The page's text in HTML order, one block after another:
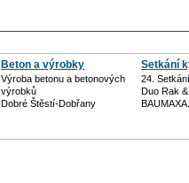
Beton a výrobky
Výroba betonu a betonových
výrobků
Dobré Štěstí-Dobřany
Setkání
24.
Duo Rak